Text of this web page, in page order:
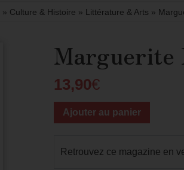
» Culture & Histoire » Littérature & Arts »
Marguerite
13,90€
Ajouter au panier
Retrouvez ce magazine en